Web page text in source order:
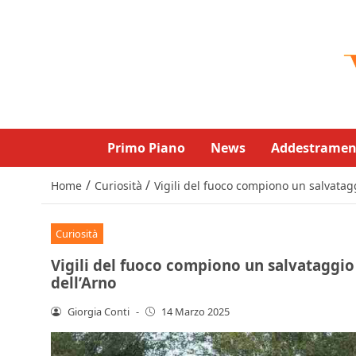
Primo Piano News
Home / Curiosità / Vigili del fuoco compiono un
Curiosità
Vigili del fuoco compiono un
dell’Arno
Giorgia Conti - 14 Marzo 2025